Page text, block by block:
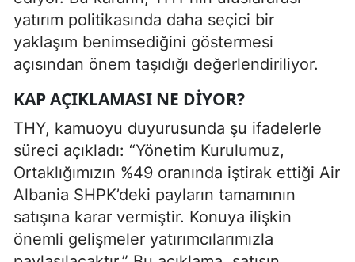
yatırım politikasında daha seçici bir
yaklaşım benimsediğini göstermesi
açısından önem taşıdığı değerlendiriliyor.
KAP AÇIKLAMASI NE DIYOR?
THY, kamuoyu duyurusunda şu ifadelerle
süreci açıkladı: “Yönetim Kurulumuz,
Ortaklığımızın %49 oranında iştirak ettiği Air
Albania SHPK’deki payların tamamının
satışına karar vermiştir. Konuya ilişkin
önemli gelişmeler yatırımcılarımızla